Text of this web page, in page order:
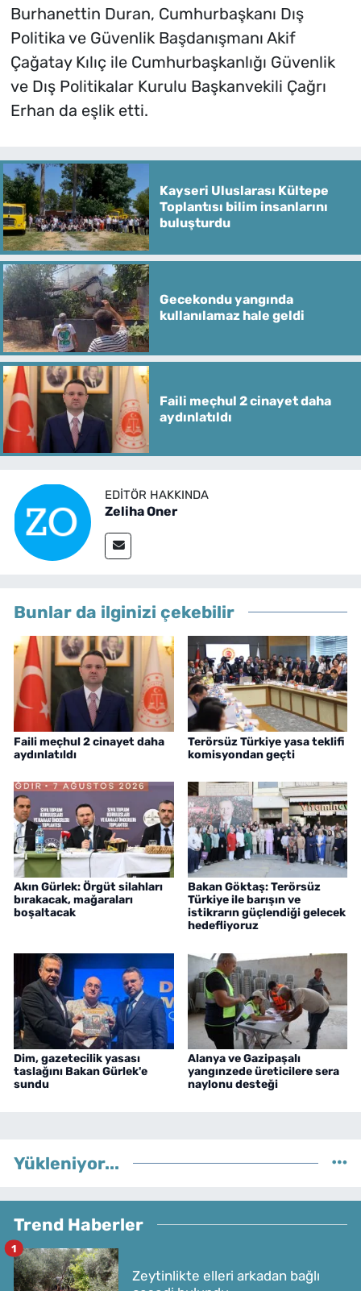
Burhanettin Duran, Cumhurbaşkanı Dış
Politika ve Güvenlik Başdanışmanı Akif
Çağatay Kılıç ile Cumhurbaşkanlığı Güvenlik
ve Dış Politikalar Kurulu Başkanvekili Çağrı
Erhan da eşlik etti.
Kayseri Uluslarası Kültepe
Toplantısı bilim insanlarını
buluşturdu
Gecekondu yangında
kullanılamaz hale geldi
Faili meçhul 2 cinayet daha
aydınlatıldı
EDITÖR HAKKINDA
Zeliha Oner
Bunlar da ilginizi çekebilir
Faili meçhul 2 cinayet daha
aydınlatıldı
Terörsüz Türkiye yasa teklifi
komisyondan geçti
Akın Gürlek: Örgüt silahları
bırakacak, mağaraları
boşaltacak
Bakan Göktaş: Terörsüz
Türkiye ile barışın ve
istikrarın güçlendiği gelecek
hedefliyoruz
Dim, gazetecilik yasası
taslağını Bakan Gürlek'e
sundu
Alanya ve Gazipaşalı
yangınzede üreticilere sera
naylonu desteği
Yükleniyor...
Trend Haberler
Zeytinlikte elleri arkadan bağlı
1